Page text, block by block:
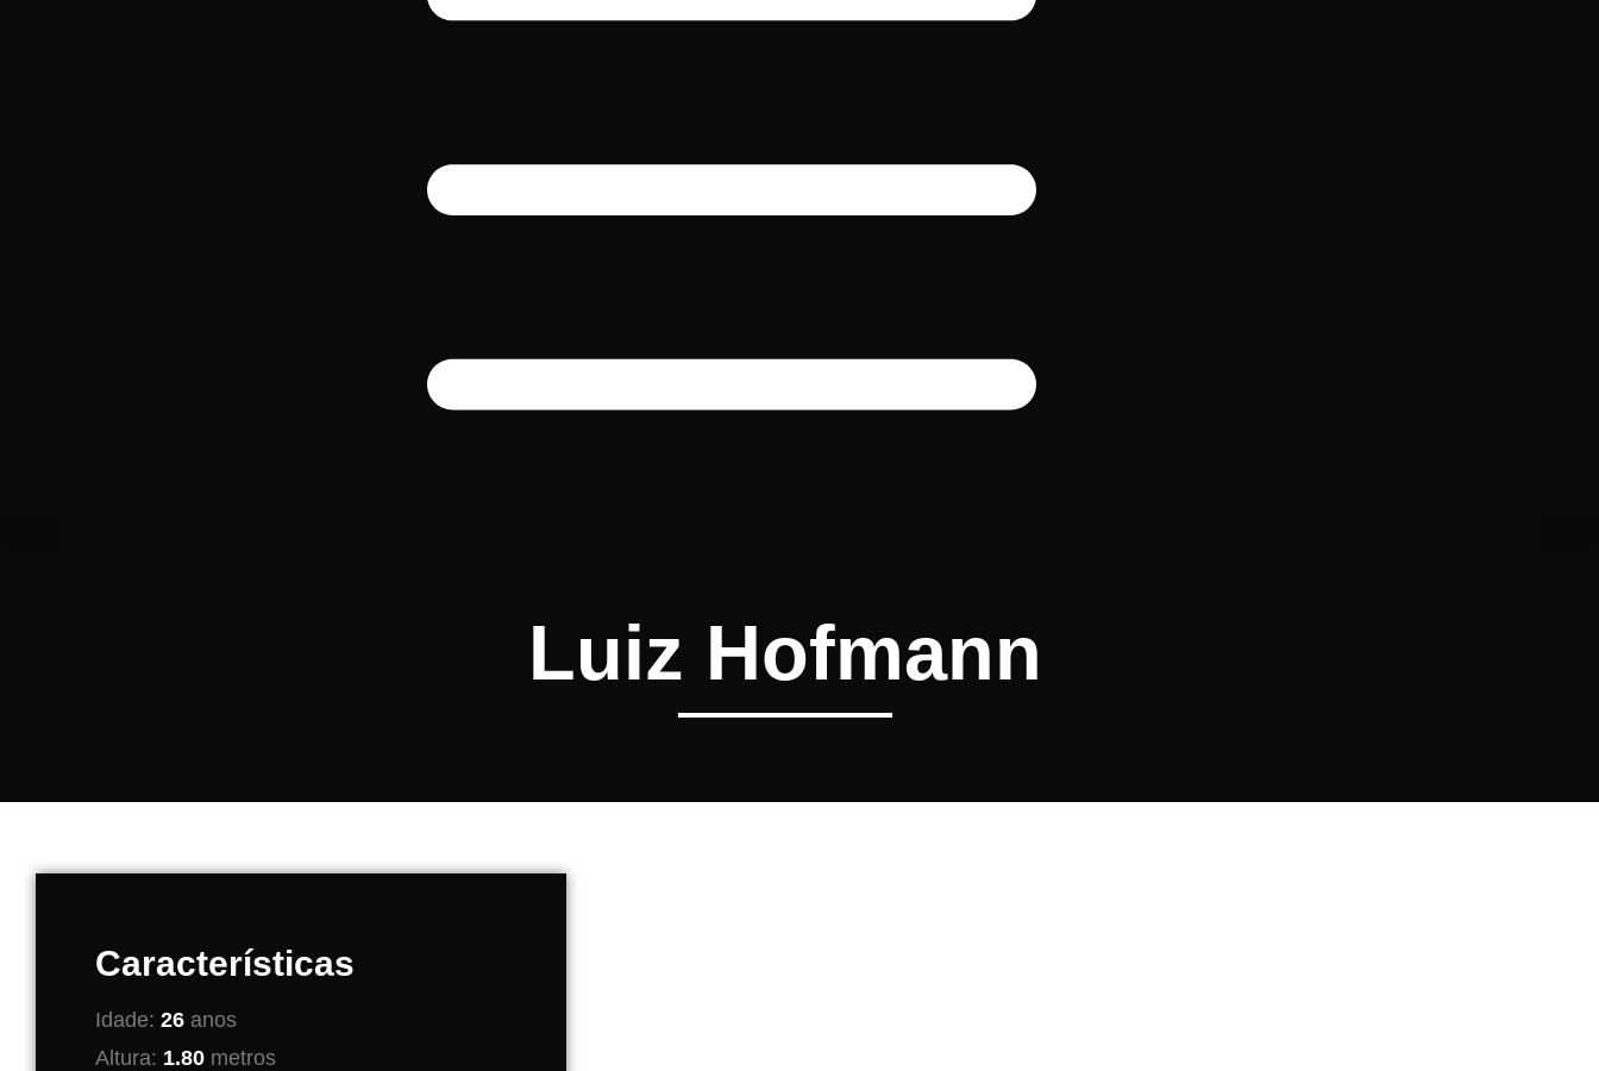
Luiz Hofmann
Características
Idade: 26 anos
Altura: 1.80 metros